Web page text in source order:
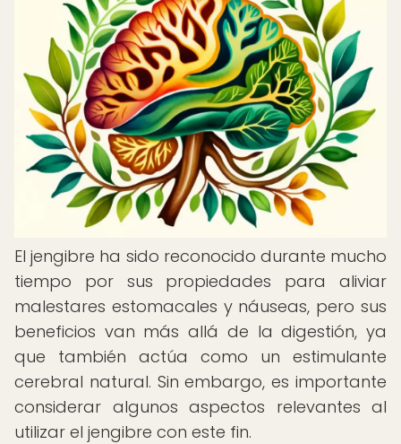
El jengibre ha sido reconocido durante mucho
tiempo por sus propiedades para aliviar
malestares estomacales y náuseas, pero sus
beneficios van más allá de la digestión, ya
que también actúa como un estimulante
cerebral natural. Sin embargo, es importante
considerar algunos aspectos relevantes al
utilizar el jengibre con este fin.